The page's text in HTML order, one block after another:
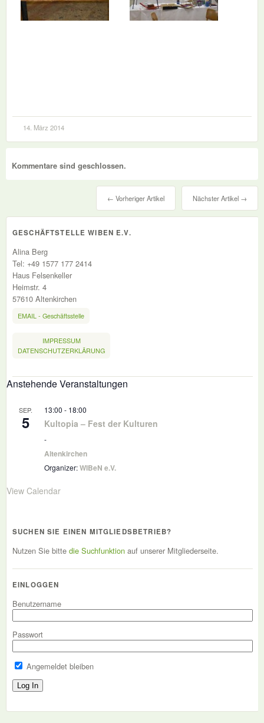
14. März 2014
Kommentare sind geschlossen.
Nächster Artikel →
← Vorheriger Artikel
GESCHÄFTSTELLE WIBEN E.V.
Alina Berg
Tel: +49 1577 177 2414
Haus Felsenkeller
Heimstr. 4
57610 Altenkirchen
EMAIL - Geschäftsstelle
IMPRESSUM
DATENSCHUTZERKLÄRUNG
Anstehende Veranstaltungen
SEP.
5
13:00 - 18:00
Kultopia – Fest der Kulturen
-
Altenkirchen
Organizer:WIBeN e.V.
View Calendar
SUCHEN SIE EINEN MITGLIEDSBETRIEB?
Nutzen Sie bitte die Suchfunktion auf unserer Mitgliederseite.
EINLOGGEN
Benutzername
Passwort
Angemeldet bleiben